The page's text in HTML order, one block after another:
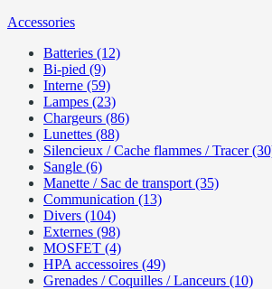
Accessories
Batteries (12)
Bi-pied (9)
Interne (59)
Lampes (23)
Chargeurs (86)
Lunettes (88)
Silencieux / Cache flammes / Tracer
Sangle (6)
Manette / Sac de transport (35)
Communication (13)
Divers (104)
Externes (98)
MOSFET (4)
HPA accessoires (49)
Grenades / Coquilles / Lanceurs (10)